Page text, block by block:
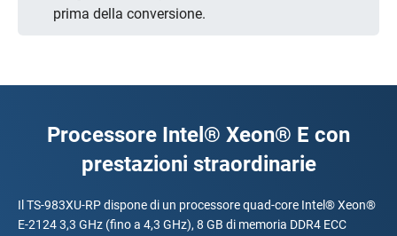
prima della conversione.
Processore Intel® Xeon® E con
prestazioni straordinarie
Il TS-983XU-RP dispone di un processore quad-core Intel® Xeon®
E-2124 3,3 GHz (fino a 4,3 GHz), 8 GB di memoria DDR4 ECC